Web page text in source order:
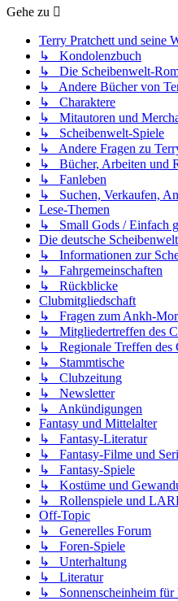
Gehe zu
Terry Pratchett und seine
↳ Kondolenzbuch
↳ Die Scheibenwelt-
↳ Andere Bücher von
↳ Charaktere
↳ Mitautoren und
↳ Scheibenwelt-Spiele
↳ Andere Fragen zu
↳ Bücher, Arbeiten und
↳ Fanleben
↳ Suchen, Verkaufen,
Lese-Themen
↳ Small Gods / Einfach
Die deutsche
↳ Informationen zur
↳ Fahrgemeinschaften
↳ Rückblicke
Clubmitgliedschaft
↳ Fragen zum Ankh-
↳ Mitgliedertreffen des
↳ Regionale Treffen des
↳ Stammtische
↳ Clubzeitung
↳ Newsletter
↳ Ankündigungen
Fantasy und Mittelalter
↳ Fantasy-Literatur
↳ Fantasy-Filme und
↳ Fantasy-Spiele
↳ Kostüme und
↳ Rollenspiele und
Off-Topic
↳ Generelles Forum
↳ Foren-Spiele
↳ Unterhaltung
↳ Literatur
↳ Sonnenscheinheim für